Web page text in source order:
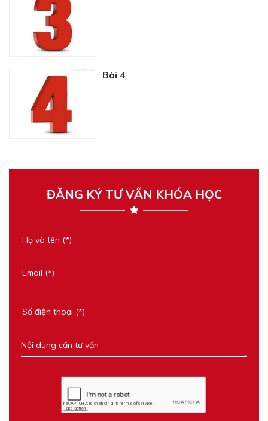
Bài 4
ĐĂNG KÝ TƯ VẤN KHÓA HỌC